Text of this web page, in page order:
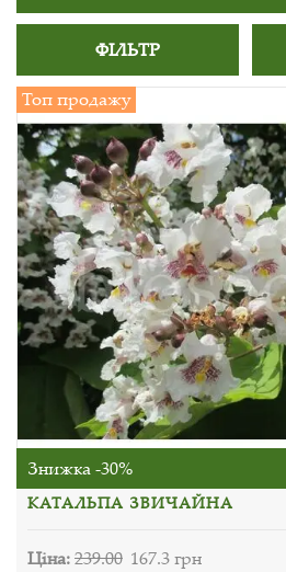
ФІЛЬТР
Топ продажу
Знижка -30%
КАТАЛЬПА ЗВИЧАЙНА
Ціна:239.00 167.3 грн